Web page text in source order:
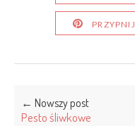
PRZYPNIJ
← Nowszy post
Pesto śliwkowe